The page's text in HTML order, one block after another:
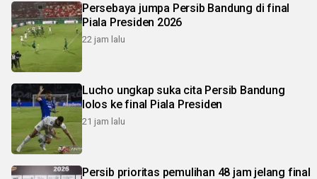
Persebaya jumpa Persib Bandung di final
Piala Presiden 2026
22 jam lalu
Lucho ungkap suka cita Persib Bandung
lolos ke final Piala Presiden
21 jam lalu
Persib prioritas pemulihan 48 jam jelang final